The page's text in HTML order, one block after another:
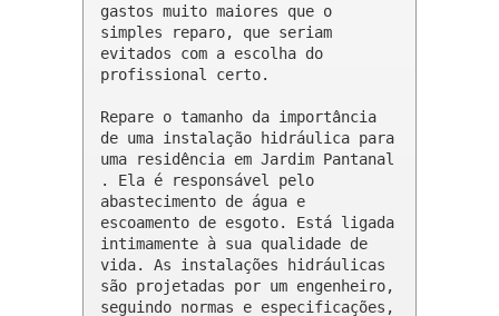
gastos muito maiores que o
simples reparo, que seriam
evitados com a escolha do
profissional certo.
Repare o tamanho da importância
de uma instalação hidráulica para
uma residência em Jardim Pantanal
. Ela é responsável pelo
abastecimento de água e
escoamento de esgoto. Está ligada
intimamente à sua qualidade de
vida. As instalações hidráulicas
são projetadas por um engenheiro,
seguindo normas e especificações,